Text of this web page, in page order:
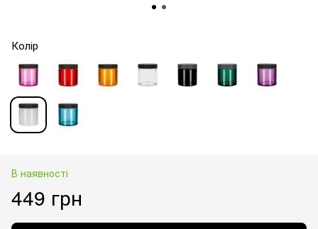
Колір
В наявності
449 грн